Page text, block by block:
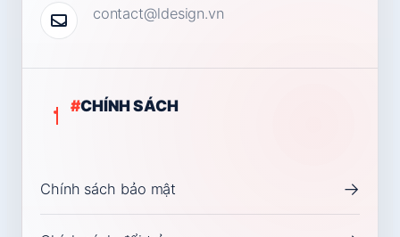
contact@ldesign.vn
#CHÍNH SÁCH
Chính sách bảo mật →